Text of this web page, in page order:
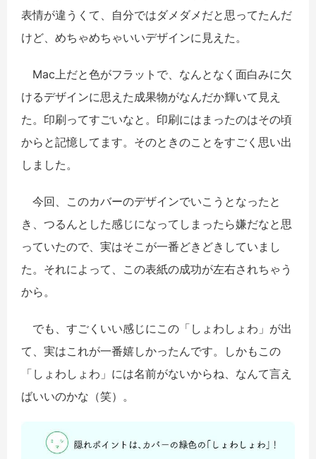
表情が違うくて、自分ではダメダメだと思ってたんだ
けど、めちゃめちゃいいデザインに見えた。
Mac上だと色がフラットで、なんとなく面白みに欠
けるデザインに思えた成果物がなんだか輝いて見え
た。印刷ってすごいなと。印刷にはまったのはその頃
からと記憶してます。そのときのことをすごく思い出
しました。
今回、このカバーのデザインでいこうとなったと
き、つるんとした感じになってしまったら嫌だなと思
っていたので、実はそこが一番どきどきしていまし
た。それによって、この表紙の成功が左右されちゃう
から。
でも、すごくいい感じにこの「しょわしょわ」が出
て、実はこれが一番嬉しかったんです。しかもこの
「しょわしょわ」には名前がないからね、なんて言え
ばいいのかな（笑）。